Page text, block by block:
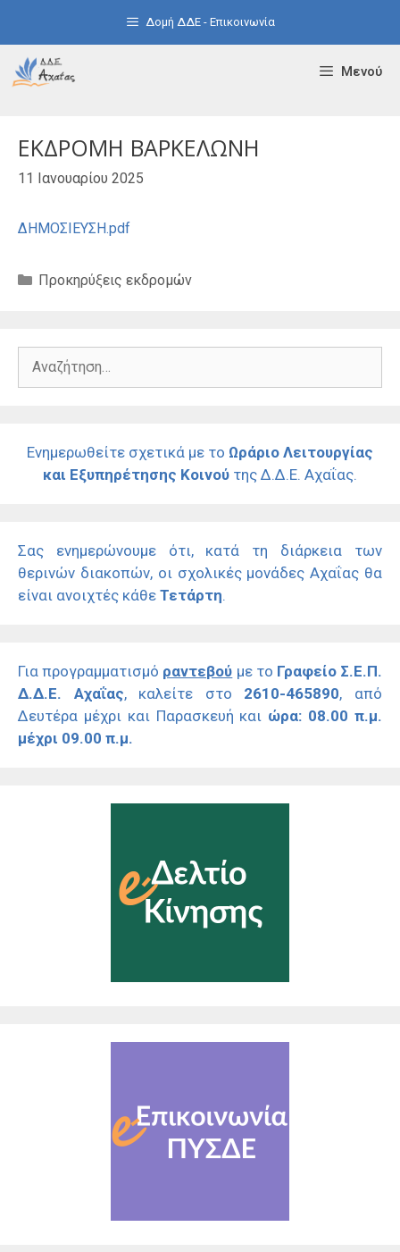
Δομή ΔΔΕ - Επικοινωνία
Μενού
ΕΚΔΡΟΜΗ ΒΑΡΚΕΛΩΝΗ
11 Ιανουαρίου 2025
ΔΗΜΟΣΙΕΥΣΗ.pdf
Κατηγορίες
Προκηρύξεις εκδρομών
Αναζήτηση
Ενημερωθείτε σχετικά με το Ωράριο Λειτουργίας
και Εξυπηρέτησης Κοινού της Δ.Δ.Ε. Αχαΐας.
Σας ενημερώνουμε ότι, κατά τη διάρκεια των
θερινών διακοπών, οι σχολικές μονάδες Αχαΐας θα
είναι ανοιχτές κάθε Τετάρτη.
Για προγραμματισμό ραντεβού με το Γραφείο Σ.Ε.Π.
Δ.Δ.Ε. Αχαΐας, καλείτε στο 2610-465890, από
Δευτέρα μέχρι και Παρασκευή και ώρα: 08.00 π.μ.
μέχρι 09.00 π.μ.